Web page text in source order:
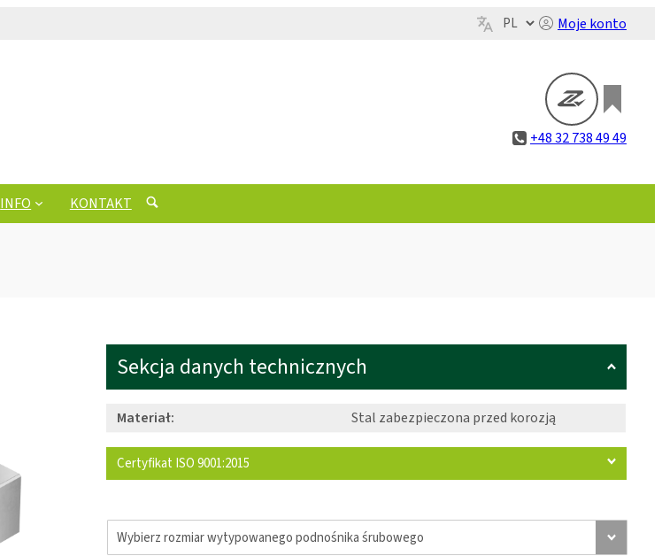
Moje konto
+48 32 738 49 49
INFO KONTAKT
Sekcja danych technicznych
Materiał: Stal zabezpieczona przed korozją
Certyfikat ISO 9001:2015